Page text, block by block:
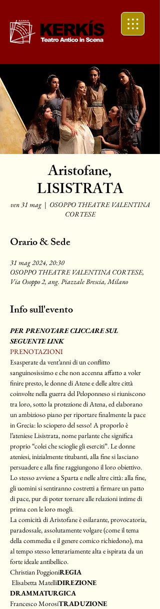
Aristofane,
LISISTRATA
ven 31 mag
  |
OSOPPO THEATRE VALENTINA
CORTESE
Orario & Sede
31 mag 2024, 20:30
OSOPPO THEATRE VALENTINA CORTESE,
Via Osoppo 2, ang. Piazzale Brescia, Milano
Info sull'evento
PER PRENOTARE CLICCARE SUL
SEGUENTE LINK
PRENOTAZIONI
Esasperate da vent’anni di un conflitto
sanguinosissimo e che non accenna affatto a voler
finire presto, le donne di Atene e delle altre città
coinvolte nella guerra del Peloponneso si riuniscono
tra loro, sotto la protezione di Atena, ed elaborano
un ambizioso piano per riportare finalmente la pace
in Grecia: lo sciopero del sesso! A proporlo è
l’ateniese Lisistrata, nome parlante che significa
proprio “colei che scioglie gli eserciti”. Le donne
ateniesi, inizialmente titubanti, alla fine si lasciano
persuadere e alla fine raggiungono il loro obiettivo.
Lo stesso avviene a Sparta e nelle altre città: alla fine,
gli uomini si sentiranno costretti a firmare un patto
di pace, pur di poter tornare alle relazioni intime di
prima con le loro mogli.
La comicità di Aristofane è esilarante, provocatoria,
paradossale, assolutamente volgare (come il tema
della commedia e il genere comico richiedono), ma
al tempo stesso letterariamente alta e ispirata da un
forte ideale antibellico.
Christian PoggioniREGIA
Elisabetta MatelliDIREZIONE
DRAMMATURGICA
Francesco MorosiTRADUZIONE